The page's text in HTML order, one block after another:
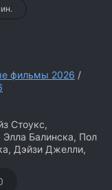
фильмы 2026 /
Стоукс,
Балинска, Пол
Дэйзи Джелли,